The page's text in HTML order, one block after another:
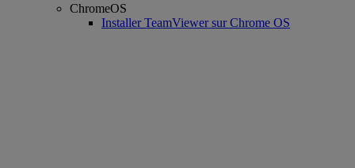
ChromeOS
Installer TeamViewer sur Chrome OS